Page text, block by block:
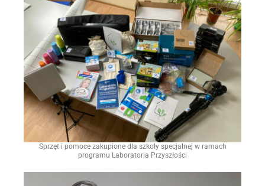
Sprzęt i pomoce zakupione dla szkoły specjalnej w ramach
programu Laboratoria Przyszłości